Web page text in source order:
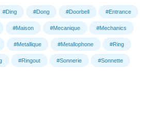
#Ding #Dong #Doorbell #Entrance
#Maison #Mecanique #Mechanics
#Metallique #Metallophone #Ring
#Ringout #Sonnerie #Sonnette